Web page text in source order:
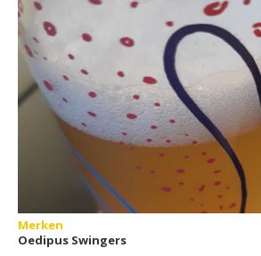
Merken
Oedipus Swingers